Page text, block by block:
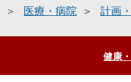
医療・病院 計画
健康